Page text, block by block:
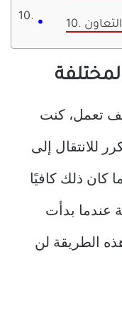
تعمل، كنت
للانتقال إلى
كان ذلك كافيًا
عندما بدأت
الطريقة لن